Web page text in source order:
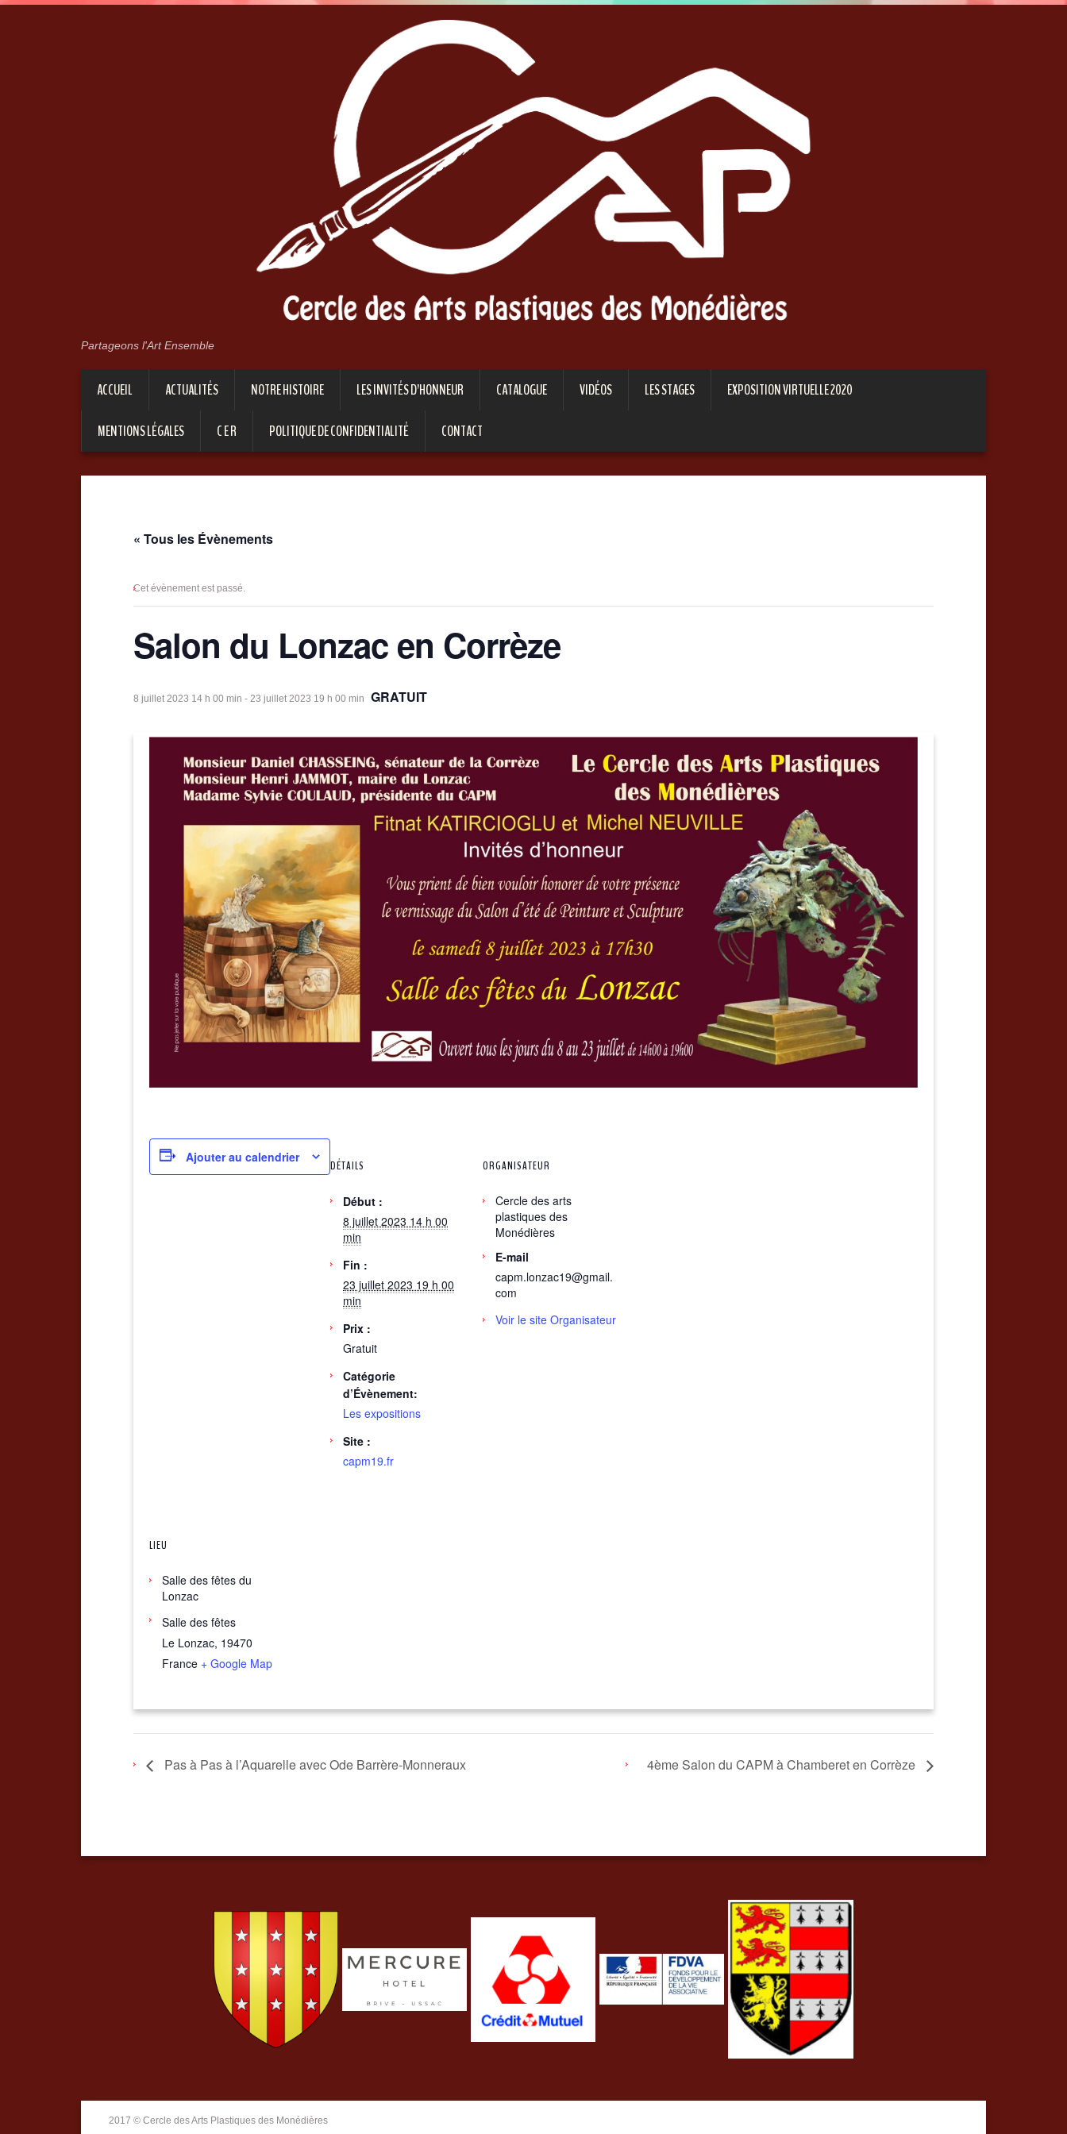
Partageons l'Art Ensemble
ACCUEIL ACTUALITÉS NOTRE HISTOIRE LES INVITÉS D’HONNEUR CATALOGUE VIDÉOS LES STAGES EXPOSITION VIRTUELLE 2020
MENTIONS LÉGALES C E R POLITIQUE DE CONFIDENTIALITÉ CONTACT
« Tous les Évènements
Cet évènement est passé.
Salon du Lonzac en Corrèze
8 juillet 2023 14 h 00 min - 23 juillet 2023 19 h 00 min GRATUIT
Ajouter au calendrier
DÉTAILS
Début :
8 juillet 2023 14 h 00
min
Fin :
23 juillet 2023 19 h 00
min
Prix :
Gratuit
Catégorie
d’Évènement:
Les expositions
Site :
capm19.fr
ORGANISATEUR
Cercle des arts
plastiques des
Monédières
E-mail
capm.lonzac19@gmail.
com
Voir le site Organisateur
LIEU
Salle des fêtes du
Lonzac
Salle des fêtes
Le Lonzac, 19470
France + Google Map
Pas à Pas à l’Aquarelle avec Ode Barrère-Monneraux 4ème Salon du CAPM à Chamberet en Corrèze
2017 © Cercle des Arts Plastiques des Monédières